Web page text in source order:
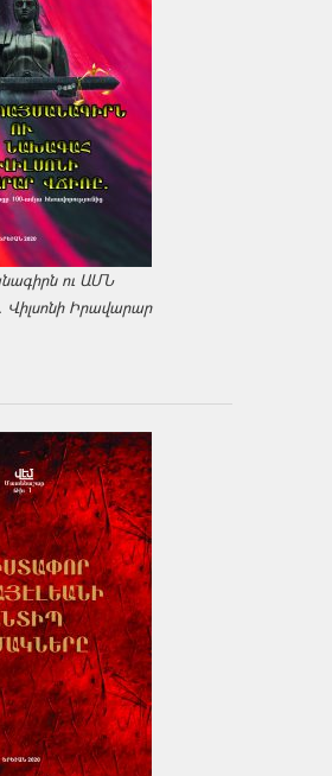
ու ԱՄՆ
Իրավարար